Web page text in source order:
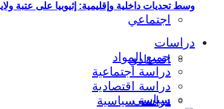
اجتماعي
اقتصادي
سياسي
وسط تحديات داخلية وإقليمية: إثيوبيا على عتبة
دراسات
جميع المواد
دراسة اجتماعية
دراسة اقتصادية
دراسة سياسية